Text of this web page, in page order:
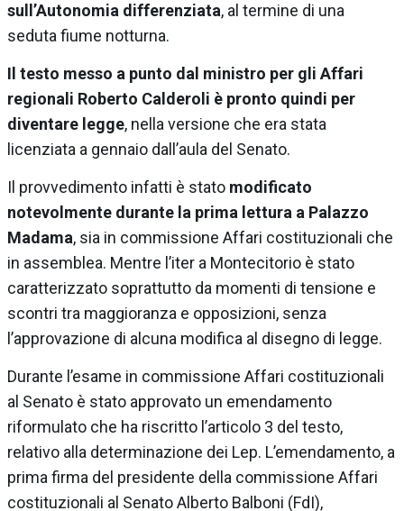
sull’Autonomia differenziata, al termine di una
seduta fiume notturna.
Il testo messo a punto dal ministro per gli Affari
regionali Roberto Calderoli è pronto quindi per
diventare legge, nella versione che era stata
licenziata a gennaio dall’aula del Senato.
Il provvedimento infatti è stato modificato
notevolmente durante la prima lettura a Palazzo
Madama, sia in commissione Affari costituzionali che
in assemblea. Mentre l’iter a Montecitorio è stato
caratterizzato soprattutto da momenti di tensione e
scontri tra maggioranza e opposizioni, senza
l’approvazione di alcuna modifica al disegno di legge.
Durante l’esame in commissione Affari costituzionali
al Senato è stato approvato un emendamento
riformulato che ha riscritto l’articolo 3 del testo,
relativo alla determinazione dei Lep. L’emendamento, a
prima firma del presidente della commissione Affari
costituzionali al Senato Alberto Balboni (FdI),